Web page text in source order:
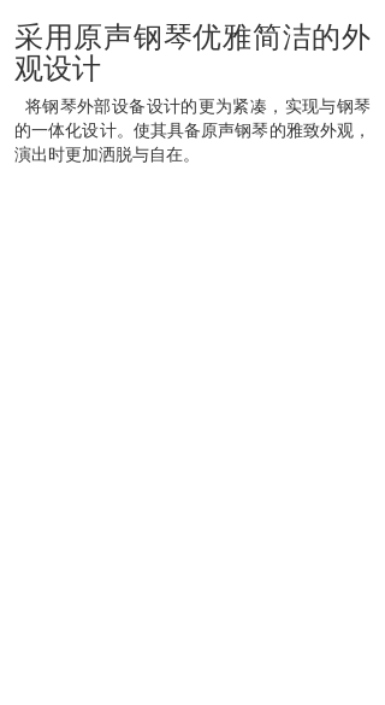
采用原声钢琴优雅简洁的外
观设计
将钢琴外部设备设计的更为紧凑，实现与钢琴
的一体化设计。使其具备原声钢琴的雅致外观，
演出时更加洒脱与自在。